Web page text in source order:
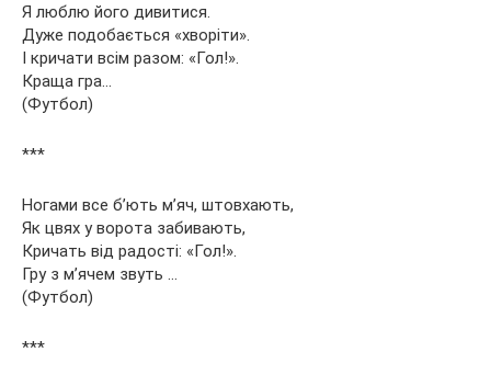
Я люблю його дивитися.
Дуже подобається «хворіти».
І кричати всім разом: «Гол!».
Краща гра…
(Футбол)
***
Ногами все б’ють м’яч, штовхають,
Як цвях у ворота забивають,
Кричать від радості: «Гол!».
Гру з м’ячем звуть …
(Футбол)
***